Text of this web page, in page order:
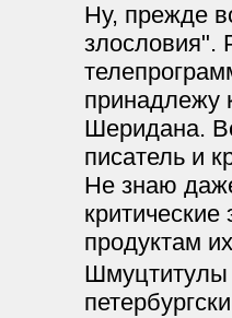
Ну, прежде
злословия".
принадлежу
Шеридана.
писатель и
Не знаю
продуктам
Шмуцтитулы